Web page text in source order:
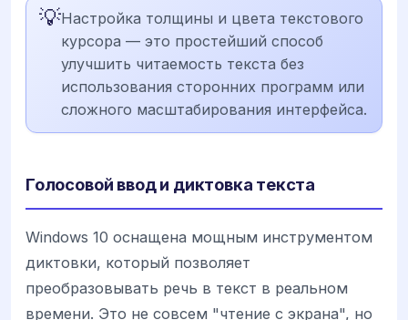
💡Настройка толщины и цвета текстового
курсора — это простейший способ
улучшить читаемость текста без
использования сторонних программ или
сложного масштабирования интерфейса.
Голосовой ввод и диктовка текста
Windows 10 оснащена мощным инструментом
диктовки, который позволяет
преобразовывать речь в текст в реальном
времени. Это не совсем "чтение с экрана", но